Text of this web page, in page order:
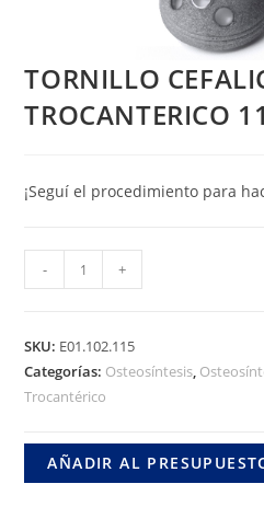
TORNILLO
TROCANTERICO
¡Seguí el procedimiento para
TORNILLO
CEFALICO
115
MM.
cantidad
- +
SKU: E01.102.115
Categorías: Osteosíntesis,
Trocantérico
AÑADIR AL